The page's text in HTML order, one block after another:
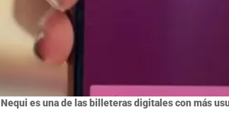
Nequi es una de las billeteras digitales con más